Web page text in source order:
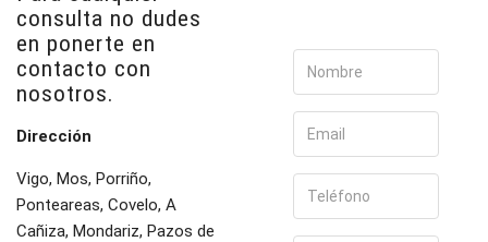
consulta no dudes
en ponerte en
contacto con
nosotros.
Dirección
Vigo, Mos, Porriño,
Ponteareas, Covelo, A
Cañiza, Mondariz, Pazos de